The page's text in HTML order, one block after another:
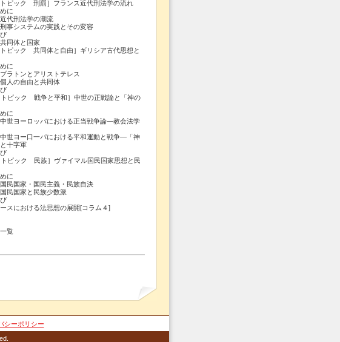
ック 刑罰］フランス近代刑法学の流れ
に
刑法学の潮流
システムの実践とその変容
同体と国家
ック 共同体と自由］ギリシア古代思想と
に
トンとアリストテレス
の自由と共同体
ック 戦争と平和］中世の正戦論と「神の
に
ーロッパにおける正当戦争論―教会法学
ー口一パにおける平和運動と戦争―「神
十字軍
ック 民族］ヴァイマル国民国家思想と民
に
国家・国民主義・民族自決
国家と民族少数派
スにおける法思想の展開[コラム４]
覧
シーポリシー